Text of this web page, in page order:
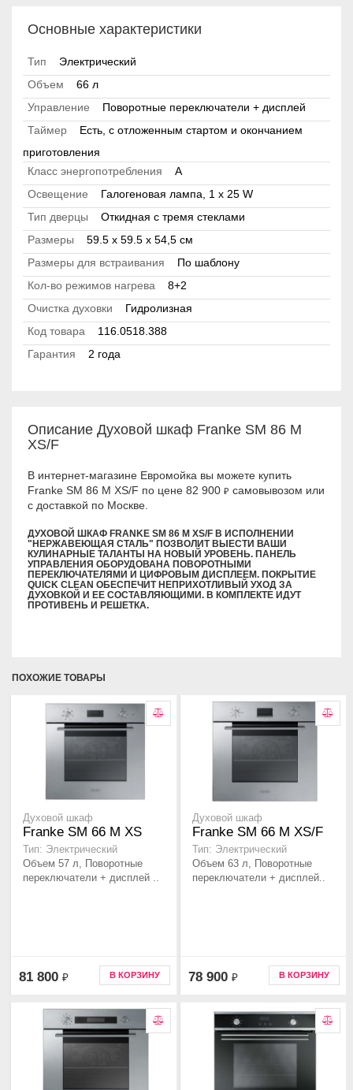
Основные характеристики
Тип
Электрический
Объем
66 л
Управление
Поворотные переключатели + дисплей
Таймер
Есть, с отложенным стартом и окончанием
приготовления
Класс энергопотребления
А
Освещение
Галогеновая лампа, 1 х 25 W
Тип дверцы
Откидная с тремя стеклами
Размеры
59.5 х 59.5 x 54,5 см
Размеры для встраивания
По шаблону
Кол-во режимов нагрева
8+2
Очистка духовки
Гидролизная
Код товара
116.0518.388
Гарантия
2 года
Описание Духовой шкаф Franke SM 86 M
XS/F
В интернет-магазине Евромойка вы можете купить
Franke SM 86 M XS/F по цене 82 900 ₽ самовывозом или
с доставкой по Москве.
ДУХОВОЙ ШКАФ FRANKE SM 86 M XS/F В ИСПОЛНЕНИИ
"НЕРЖАВЕЮЩАЯ СТАЛЬ" ПОЗВОЛИТ ВЫЕСТИ ВАШИ
КУЛИНАРНЫЕ ТАЛАНТЫ НА НОВЫЙ УРОВЕНЬ. ПАНЕЛЬ
УПРАВЛЕНИЯ ОБОРУДОВАНА ПОВОРОТНЫМИ
ПЕРЕКЛЮЧАТЕЛЯМИ И ЦИФРОВЫМ ДИСПЛЕЕМ. ПОКРЫТИЕ
QUICK CLEAN ОБЕСПЕЧИТ НЕПРИХОТЛИВЫЙ УХОД ЗА
ДУХОВКОЙ И ЕЕ СОСТАВЛЯЮЩИМИ. В КОМПЛЕКТЕ ИДУТ
ПРОТИВЕНЬ И РЕШЕТКА.
ПОХОЖИЕ ТОВАРЫ
Духовой шкаф
Franke SM 66 M XS
Тип: Электрический
Объем 57 л, Поворотные
переключатели + дисплей ..
81 800 ₽ В КОРЗИНУ
Духовой шкаф
Franke SM 66 M XS/F
Тип: Электрический
Объем 63 л, Поворотные
переключатели + дисплей..
78 900 ₽ В КОРЗИНУ